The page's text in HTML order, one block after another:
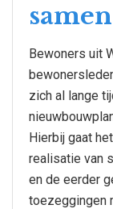
Bewoners uit
zich al lange
Hierbij gaat
realisatie van
en de eerder
toezeggingen